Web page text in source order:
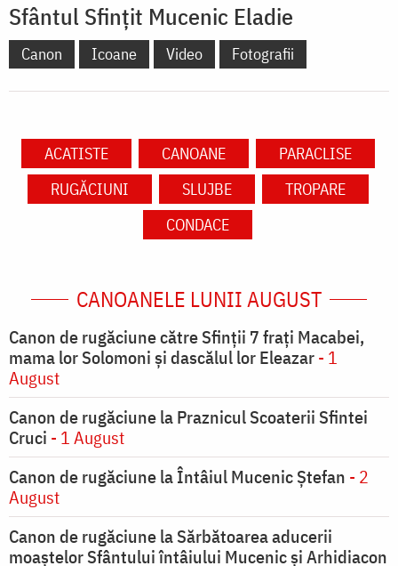
Sfântul Sfințit Mucenic Eladie
Canon Icoane Video Fotografii
ACATISTE CANOANE
PARACLISE
RUGĂCIUNI
SLUJBE
TROPARE
CONDACE
CANOANELE LUNII AUGUST
Canon de rugăciune către Sfinţii 7 fraţi Macabei,
mama lor Solomoni şi dascălul lor Eleazar- 1
August
Canon de rugăciune la Praznicul Scoaterii Sfintei
Cruci - 1 August
Canon de rugăciune la Întâiul Mucenic Ștefan - 2
August
Canon de rugăciune la Sărbătoarea aducerii
moaştelor Sfântului întâiului Mucenic şi Arhidiacon